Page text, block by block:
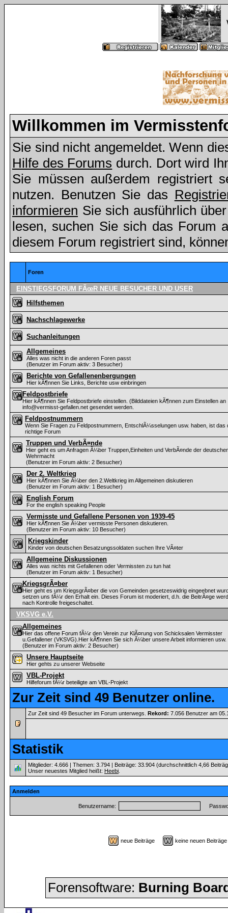
Willkommen im
Sie sind nicht angemeldet. Wenn
Hilfe des Forums durch. Dort wird
Sie müssen außerdem registriert
nutzen. Benutzen Sie das
informieren Sie sich ausführlich
lesen, suchen Sie sich das Forum
diesem Forum registriert sind,
Foren
EINSTIEGSFORUM FÃœR NEUE BESUCHER UND USER
Hilfsthemen
Nachschlagewerke
Suchanleitungen
Allgemeines
Alles was nicht in die anderen Foren passt
(Benutzer im Forum aktiv: 3 Besucher)
Berichte von Gefallenenbergungen
Hier kÃ¶nnen Sie Links, Berichte usw einbringen
Feldpostbriefe
Hier kÃ¶nnen Sie Feldpostbriefe einstellen. (Bilddateien kÃ¶nnen zum Einstellen an
info@vermisst-gefallen.net gesendet werden.
Feldpostnummern
Wenn Sie Fragen zu Feldpostnummern, EntschlÃ¼sselungen usw. haben, ist das
richtige Forum
Truppen und VerbÃ¤nde
Hier geht es um Anfragen Ã¼ber Truppen,Einheiten und VerbÃ¤nde der
Wehrmacht
(Benutzer im Forum aktiv: 2 Besucher)
Der 2. Weltkrieg
Hier kÃ¶nnen Sie Ã¼ber den 2.Weltkrieg im Allgemeinen diskutieren
(Benutzer im Forum aktiv: 1 Besucher)
English Forum
For the english speaking People
Vermisste und Gefallene Personen von 1939-45
Hier kÃ¶nnen Sie Ã¼ber vermisste Personen diskutieren.
(Benutzer im Forum aktiv: 10 Besucher)
Kriegskinder
Kinder von deutschen Besatzungssoldaten suchen Ihre VÃ¤ter
Allgemeine Diskussionen
Alles was nichts mit Gefallenen oder Vermissten zu tun hat
(Benutzer im Forum aktiv: 1 Besucher)
KriegsgrÃ¤ber
Hier geht es um KriegsgrÃ¤ber die von Gemeinden gesetzeswidrig eingeebnet
setzen uns fÃ¼r den Erhalt ein. Dieses Forum ist moderiert, d.h. die BeitrÃ¤ge
nach Kontrolle freigeschaltet.
VKSVG e.V.
Allgemeines
Hier das offene Forum fÃ¼r den Verein zur KlÃ¤rung von Schicksalen Vermisster
u.Gefallener (VKSVG).Hier kÃ¶nnen Sie sich Ã¼ber unsere Arbeit informieren usw.
(Benutzer im Forum aktiv: 2 Besucher)
Unsere Hauptseite
Hier gehts zu unserer Webseite
VBL-Projekt
Hilfeforum fÃ¼r beteiligte am VBL-Projekt
Zur Zeit sind 49 Benutzer online.
Zur Zeit sind 49 Besucher im Forum unterwegs. Rekord: 7.056 Benutzer am
Statistik
Mitglieder: 4.666 | Themen: 3.794 | Beiträge: 33.904 (durchschnittlich 4,66
Unser neuestes Mitglied heißt: Heebi
Anmelden
Benutzername:
neue Beiträge keine neuen
Forensoftware: Burning